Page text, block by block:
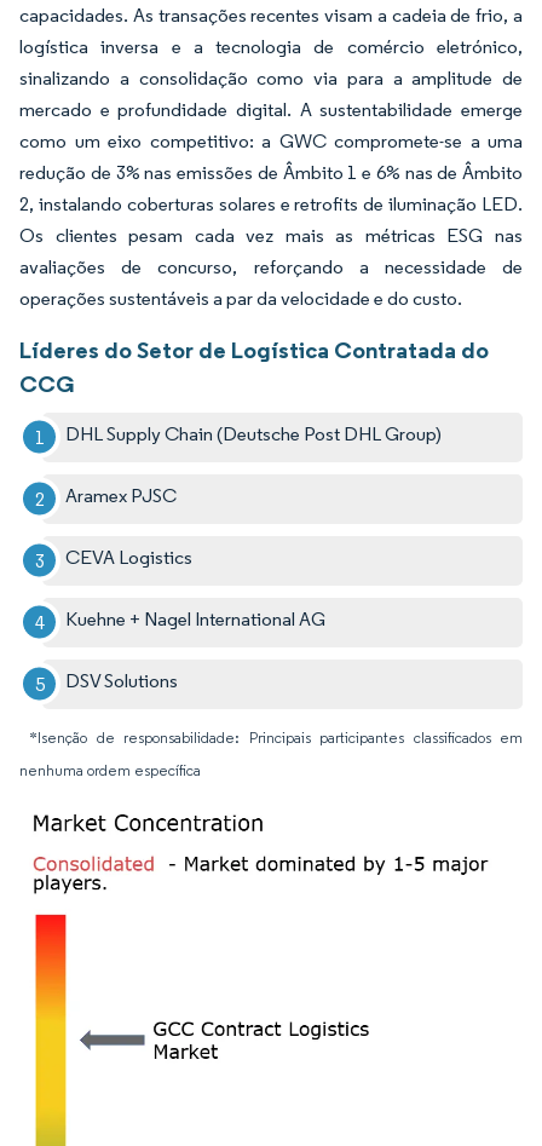
capacidades. As transações recentes visam a cadeia de frio, a
logística inversa e a tecnologia de comércio eletrónico,
sinalizando a consolidação como via para a amplitude de
mercado e profundidade digital. A sustentabilidade emerge
como um eixo competitivo: a GWC compromete-se a uma
redução de 3% nas emissões de Âmbito 1 e 6% nas de Âmbito
2, instalando coberturas solares e retrofits de iluminação LED.
Os clientes pesam cada vez mais as métricas ESG nas
avaliações de concurso, reforçando a necessidade de
operações sustentáveis a par da velocidade e do custo.
Líderes do Setor de Logística Contratada do
CCG
DHL Supply Chain (Deutsche Post DHL Group)
Aramex PJSC
CEVA Logistics
Kuehne + Nagel International AG
DSV Solutions
*Isenção de responsabilidade: Principais participantes classificados em
nenhuma ordem específica